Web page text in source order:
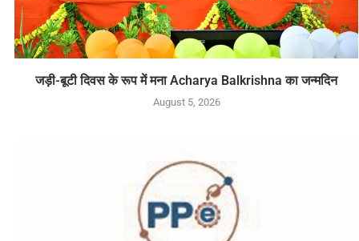
जड़ी-बूटी दिवस के रूप में मना Acharya Balkrishna का जन्मदिन
August 5, 2026